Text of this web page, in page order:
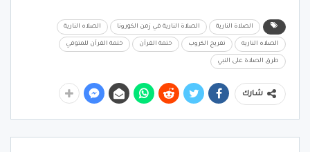
الصلاة النارية الصلاة النارية في زمن الكورونا الصلاه النارية
الصلاه الناريه تفريج الكروب ختمة القرآن ختمة القرآن للمتوفي
طرق الصلاة على النبي
شارك